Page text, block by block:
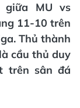
giữa MU vs
11-10 trên
Thủ thành
cầu thủ duy
trên sân đá